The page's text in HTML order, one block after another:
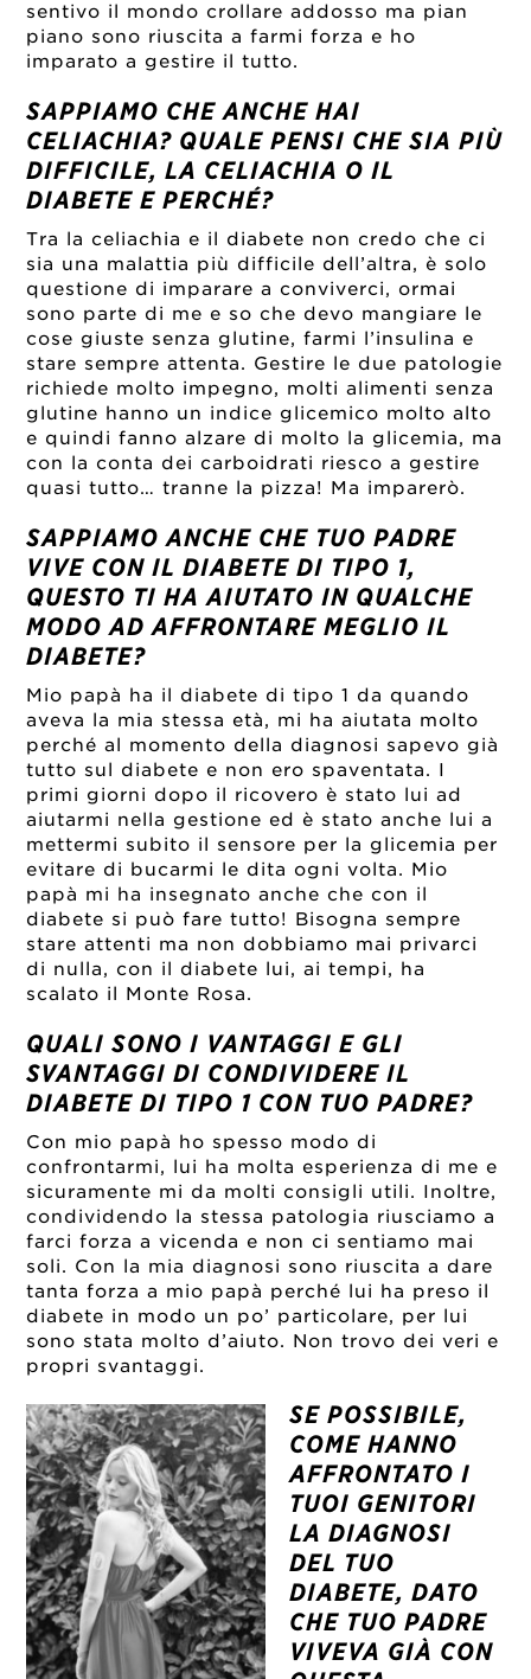
sentivo il mondo crollare addosso ma pian
piano sono riuscita a farmi forza e ho
imparato a gestire il tutto.
SAPPIAMO CHE ANCHE HAI
CELIACHIA? QUALE PENSI CHE SIA PIÙ
DIFFICILE, LA CELIACHIA O IL
DIABETE E PERCHÉ?
Tra la celiachia e il diabete non credo che ci
sia una malattia più difficile dell’altra, è solo
questione di imparare a conviverci, ormai
sono parte di me e so che devo mangiare le
cose giuste senza glutine, farmi l’insulina e
stare sempre attenta. Gestire le due patologie
richiede molto impegno, molti alimenti senza
glutine hanno un indice glicemico molto alto
e quindi fanno alzare di molto la glicemia, ma
con la conta dei carboidrati riesco a gestire
quasi tutto… tranne la pizza! Ma imparerò.
SAPPIAMO ANCHE CHE TUO PADRE
VIVE CON IL DIABETE DI TIPO 1,
QUESTO TI HA AIUTATO IN QUALCHE
MODO AD AFFRONTARE MEGLIO IL
DIABETE?
Mio papà ha il diabete di tipo 1 da quando
aveva la mia stessa età, mi ha aiutata molto
perché al momento della diagnosi sapevo già
tutto sul diabete e non ero spaventata. I
primi giorni dopo il ricovero è stato lui ad
aiutarmi nella gestione ed è stato anche lui a
mettermi subito il sensore per la glicemia per
evitare di bucarmi le dita ogni volta. Mio
papà mi ha insegnato anche che con il
diabete si può fare tutto! Bisogna sempre
stare attenti ma non dobbiamo mai privarci
di nulla, con il diabete lui, ai tempi, ha
scalato il Monte Rosa.
QUALI SONO I VANTAGGI E GLI
SVANTAGGI DI CONDIVIDERE IL
DIABETE DI TIPO 1 CON TUO PADRE?
Con mio papà ho spesso modo di
confrontarmi, lui ha molta esperienza di me e
sicuramente mi da molti consigli utili. Inoltre,
condividendo la stessa patologia riusciamo a
farci forza a vicenda e non ci sentiamo mai
soli. Con la mia diagnosi sono riuscita a dare
tanta forza a mio papà perché lui ha preso il
diabete in modo un po’ particolare, per lui
sono stata molto d’aiuto. Non trovo dei veri e
propri svantaggi.
SE POSSIBILE,
COME HANNO
AFFRONTATO I
TUOI GENITORI
LA DIAGNOSI
DEL TUO
DIABETE, DATO
CHE TUO PADRE
VIVEVA GIÀ CON